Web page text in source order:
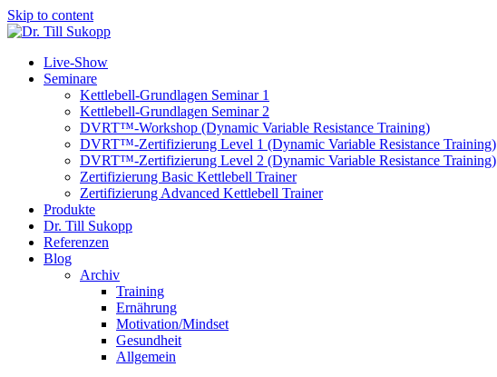
Skip to content
Live-Show
Seminare
Kettlebell-Grundlagen Seminar 1
Kettlebell-Grundlagen Seminar 2
DVRT™-Workshop (Dynamic Variable Resistance Training)
DVRT™-Zertifizierung Level 1 (Dynamic Variable Resistance Training)
DVRT™-Zertifizierung Level 2 (Dynamic Variable Resistance Training)
Zertifizierung Basic Kettlebell Trainer
Zertifizierung Advanced Kettlebell Trainer
Produkte
Dr. Till Sukopp
Referenzen
Blog
Archiv
Training
Ernährung
Motivation/Mindset
Gesundheit
Allgemein